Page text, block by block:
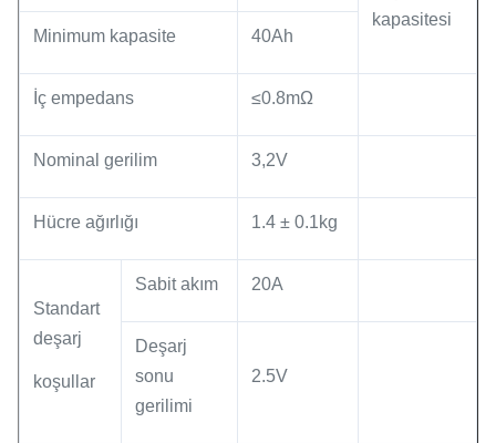
kapasitesi
Minimum kapasite
40Ah
İç empedans ≤0.8mΩ
Nominal gerilim 3,2V
Hücre ağırlığı 1.4 ± 0.1kg
Standart
deşarj
koşullar
Sabit akım 20A
Deşarj
sonu
gerilimi
2.5V